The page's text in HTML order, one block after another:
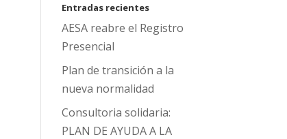
Entradas recientes
AESA reabre el Registro
Presencial
Plan de transición a la
nueva normalidad
Consultoria solidaria:
PLAN DE AYUDA A LA